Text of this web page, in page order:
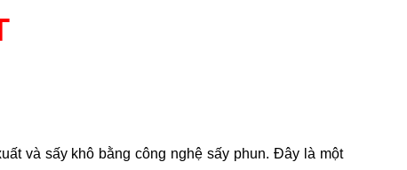
và sấy khô bằng công nghệ sấy phun. Đây là một